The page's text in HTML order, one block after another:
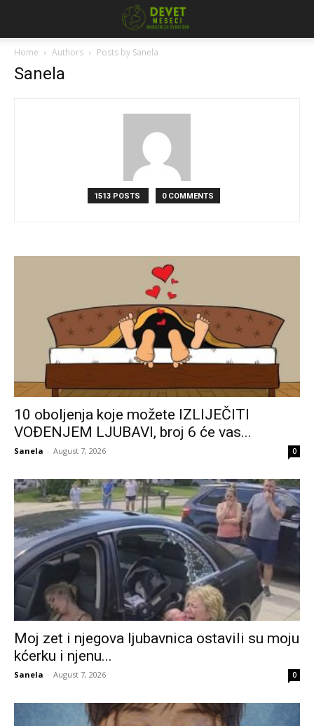
Home Authors Posts by Sanela
Sanela
1513 POSTS 0 COMMENTS
10 oboljenja koje možete IZLIJEČITI
VOĐENJEM LJUBAVI, broj 6 će vas...
Sanela - August 7, 2026 0
Moj zet i njegova ljubavnica ostavili su moju
kćerku i njenu...
Sanela - August 7, 2026 0